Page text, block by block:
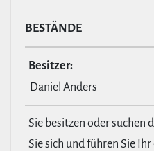
BESTÄNDE
Besitzer:
Daniel Anders
Sie besitzen oder suchen
Sie sich und führen Sie Ihr